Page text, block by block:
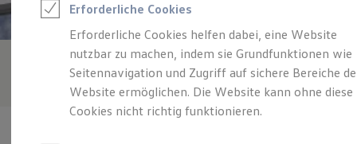
Leasing
Leasing-Angebote
Gebrauchtwagen Leasing
Junge Gebrauchtwagen-Leasing
Elektroauto Leasing
Kleinwagen-Leasing
Leasing ohne Anzahlung
Finanzierung
Erforderliche Cookies
Erforderliche Cookies helfen dabei, eine Website
nutzbar zu machen, indem sie Grundfunktionen wie
Seitennavigation und Zugriff auf sichere Bereiche
Website ermöglichen. Die Website kann ohne diese
Cookies nicht richtig funktionieren.